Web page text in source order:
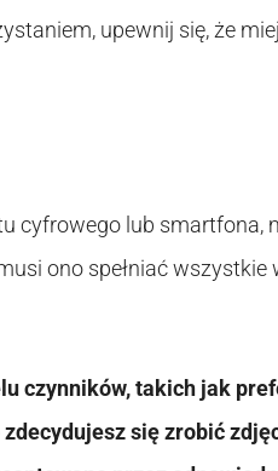
upewnij się, że
cyfrowego lub smartfona,
ono spełniać wszystkie
czynników, takich jak
się zrobić